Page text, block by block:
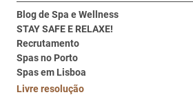
Blog de Spa e Wellness
STAY SAFE E RELAXE!
Recrutamento
Spas no Porto
Spas em Lisboa
Livre resolução